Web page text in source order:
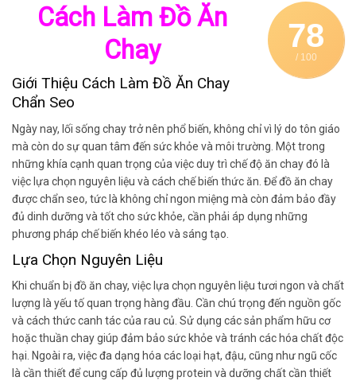
78
/ 100
Cách Làm Đồ Ăn
Chay
Giới Thiệu Cách Làm Đồ Ăn Chay
Chẩn Seo
Ngày nay, lối sống chay trở nên phổ biến, không chỉ vì lý do tôn giáo
mà còn do sự quan tâm đến sức khỏe và môi trường. Một trong
những khía cạnh quan trọng của việc duy trì chế độ ăn chay đó là
việc lựa chọn nguyên liệu và cách chế biến thức ăn. Để đồ ăn chay
được chẩn seo, tức là không chỉ ngon miệng mà còn đảm bảo đầy
đủ dinh dưỡng và tốt cho sức khỏe, cần phải áp dụng những
phương pháp chế biến khéo léo và sáng tạo.
Lựa Chọn Nguyên Liệu
Khi chuẩn bị đồ ăn chay, việc lựa chọn nguyên liệu tươi ngon và chất
lượng là yếu tố quan trọng hàng đầu. Cần chú trọng đến nguồn gốc
và cách thức canh tác của rau củ. Sử dụng các sản phẩm hữu cơ
hoặc thuần chay giúp đảm bảo sức khỏe và tránh các hóa chất độc
hại. Ngoài ra, việc đa dạng hóa các loại hạt, đậu, cũng như ngũ cốc
là cần thiết để cung cấp đủ lượng protein và dưỡng chất cần thiết